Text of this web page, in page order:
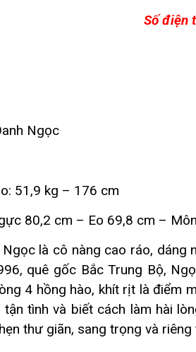
Số điện
Ngọc
51,9 kg – 176 cm
80,2 cm – Eo 69,8 cm –
Ngọc là cô nàng cao ráo,
quê gốc Bắc Trung Bộ,
4 hồng hào, khít rịt là điểm
tình và biết cách làm hài
thư giãn, sang trọng và riêng